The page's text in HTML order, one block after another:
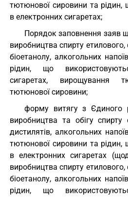
тютюнової сировини та рідин,
в електронних сигаретах;
Порядок заповнення заяв
виробництва спирту етилового,
біоетанолу, алкогольних
рідин, що
сигаретах, вирощування
тютюнової сировини;
форму витягу з Єдиного
виробництва та обігу спирту
дистилятів, алкогольних
тютюнової сировини та рідин,
в електронних сигаретах
виробництва спирту етилового,
біоетанолу, алкогольних
рідин, що